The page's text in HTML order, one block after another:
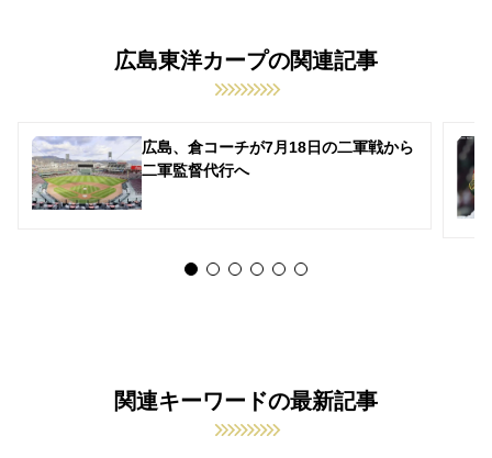
広島東洋カープの関連記事
広島、倉コーチが7月18日の二軍戦から
二軍監督代行へ
関連キーワードの最新記事